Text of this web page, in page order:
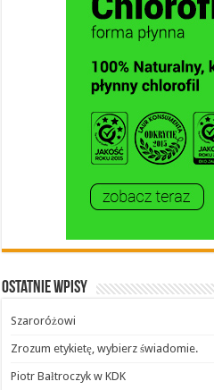
Ostatnie wpisy
Szaroróżowi
Zrozum etykietę, wybierz świadomie.
Piotr Bałtroczyk w KDK